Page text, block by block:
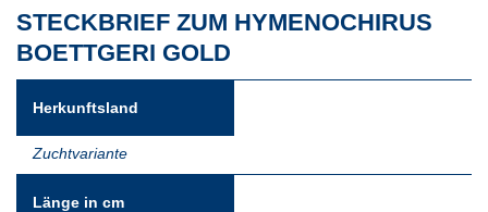
STECKBRIEF ZUM HYMENOCHIRUS
BOETTGERI GOLD
Herkunftsland
Zuchtvariante
Länge in cm